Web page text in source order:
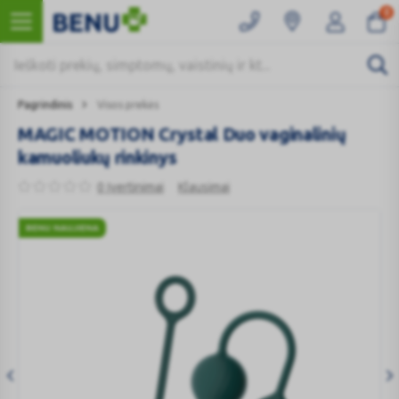
0
Pagrindinis Visos prekės
0 Įvertinimai Klausimai
MAGIC MOTION Crystal Duo vaginalinių
kamuoliukų rinkinys
BENU NAUJIENA